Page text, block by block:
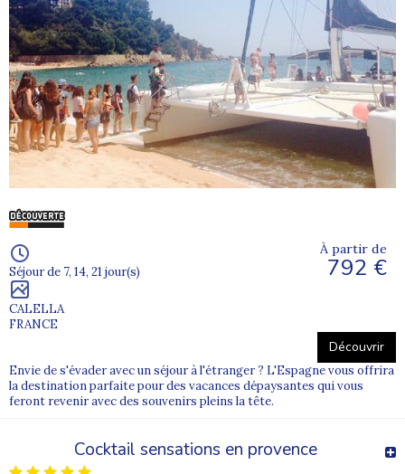
Séjour de 7, 14, 21 jour(s)
CALELLA
FRANCE
À partir de
792 €
Découvrir
Envie de s'évader avec un séjour à l'étranger ? L'Espagne vous offrira
la destination parfaite pour des vacances dépaysantes qui vous
feront revenir avec des souvenirs pleins la tête.
Cocktail sensations en provence